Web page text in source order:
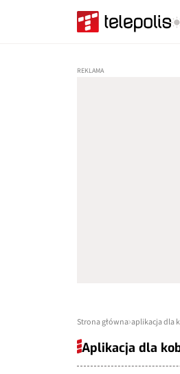
Strona główna aplikacja dla
Aplikacja dla